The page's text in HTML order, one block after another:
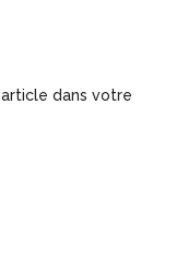
article dans votre